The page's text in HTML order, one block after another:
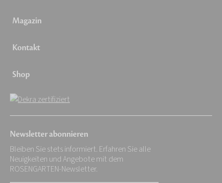
Magazin
Kontakt
Shop
Newsletter abonnieren
Bleiben Sie stets informiert. Erfahren Sie alle
Neuigkeiten und Angebote mit dem
ROSENGARTEN-Newsletter.